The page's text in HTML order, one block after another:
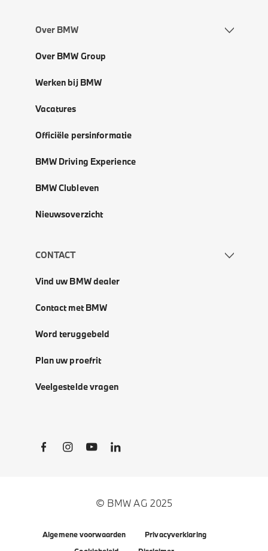
Over BMW
Over BMW Group
Werken bij BMW
Vacatures
Officiële persinformatie
BMW Driving Experience
BMW Clubleven
Nieuwsoverzicht
CONTACT
Vind uw BMW dealer
Contact met BMW
Word teruggebeld
Plan uw proefrit
Veelgestelde vragen
Social Links
© BMW AG 2025
Algemene voorwaarden
Privacyverklaring